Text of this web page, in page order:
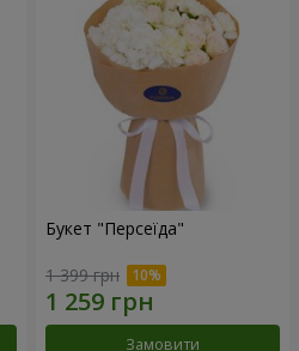
Букет "Персеїда"
1 399 грн
Замовити